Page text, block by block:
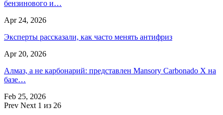
бензинового и…
Apr 24, 2026
Эксперты рассказали, как часто менять антифриз
Apr 20, 2026
Алмаз, а не карбонарий: представлен Mansory Carbonado X на
базе…
Feb 25, 2026
Prev Next 1 из 26